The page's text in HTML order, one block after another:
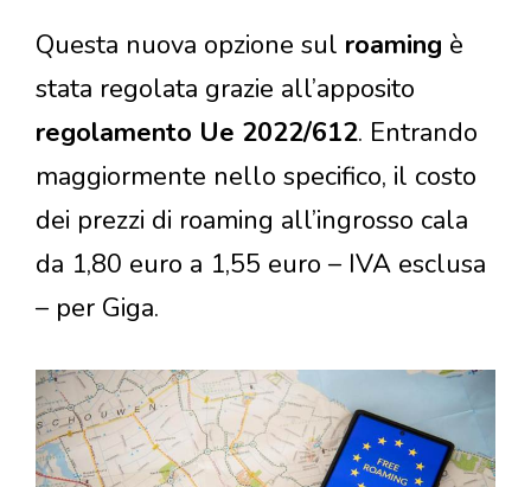
Questa nuova opzione sul roaming è
stata regolata grazie all’apposito
regolamento Ue 2022/612. Entrando
maggiormente nello specifico, il costo
dei prezzi di roaming all’ingrosso cala
da 1,80 euro a 1,55 euro – IVA esclusa
– per Giga.